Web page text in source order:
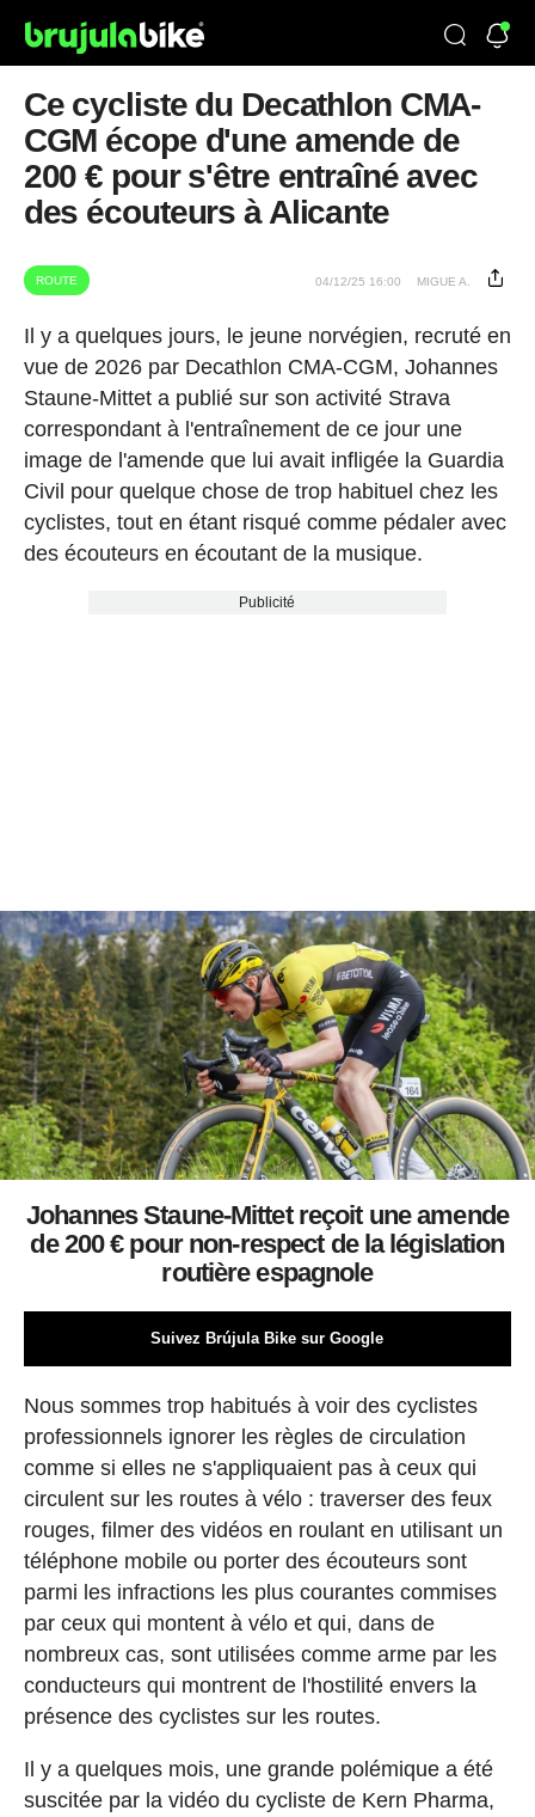
Ce cycliste du Decathlon CMA-
CGM écope d'une amende de
200 € pour s'être entraîné avec
des écouteurs à Alicante
ROUTE 04/12/25 16:00 MIGUE A.
Il y a quelques jours, le jeune norvégien, recruté en
vue de 2026 par Decathlon CMA-CGM, Johannes
Staune-Mittet a publié sur son activité Strava
correspondant à l'entraînement de ce jour une
image de l'amende que lui avait infligée la Guardia
Civil pour quelque chose de trop habituel chez les
cyclistes, tout en étant risqué comme pédaler avec
des écouteurs en écoutant de la musique.
Publicité
Johannes Staune-Mittet reçoit une amende
de 200 € pour non-respect de la législation
routière espagnole
Suivez Brújula Bike sur Google
Nous sommes trop habitués à voir des cyclistes
professionnels ignorer les règles de circulation
comme si elles ne s'appliquaient pas à ceux qui
circulent sur les routes à vélo : traverser des feux
rouges, filmer des vidéos en roulant en utilisant un
téléphone mobile ou porter des écouteurs sont
parmi les infractions les plus courantes commises
par ceux qui montent à vélo et qui, dans de
nombreux cas, sont utilisées comme arme par les
conducteurs qui montrent de l'hostilité envers la
présence des cyclistes sur les routes.
Il y a quelques mois, une grande polémique a été
suscitée par la vidéo du cycliste de Kern Pharma,